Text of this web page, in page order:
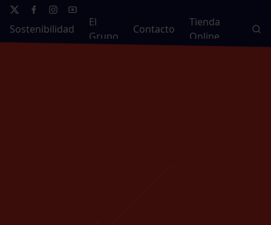
Sostenibilidad
El
Grupo
Contacto
Tienda
Online